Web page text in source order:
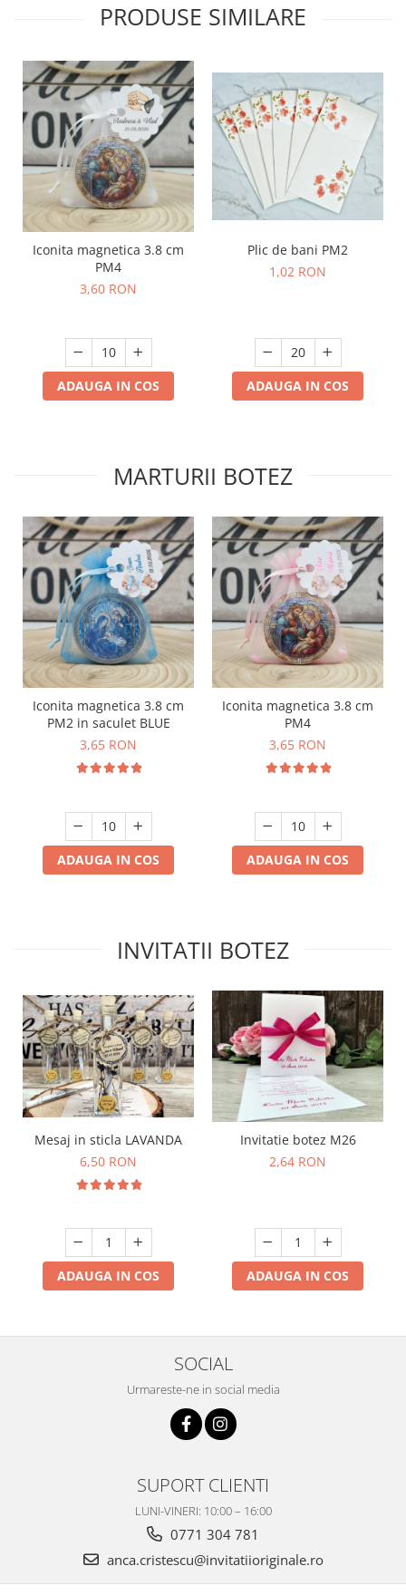
PRODUSE SIMILARE
Iconita magnetica 3.8 cm
PM4
3,60 RON
ADAUGA IN COS
Plic de bani PM2
1,02 RON
ADAUGA IN COS
MARTURII BOTEZ
Iconita magnetica 3.8 cm
PM2 in saculet BLUE
3,65 RON
ADAUGA IN COS
Iconita magnetica 3.8 cm
PM4
3,65 RON
ADAUGA IN COS
INVITATII BOTEZ
Mesaj in sticla LAVANDA
6,50 RON
ADAUGA IN COS
Invitatie botez M26
2,64 RON
ADAUGA IN COS
SOCIAL
Urmareste-ne in social media
SUPORT CLIENTI
LUNI-VINERI: 10:00 – 16:00
0771 304 781
anca.cristescu@invitatiioriginale.ro